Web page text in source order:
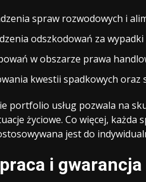
spraw rozwodowych i
odszkodowań za
w obszarze prawa
kwestii spadkowych oraz
portfolio usług pozwala na
życiowe. Co więcej,
jest do
i